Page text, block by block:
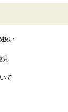
扱い
見
て